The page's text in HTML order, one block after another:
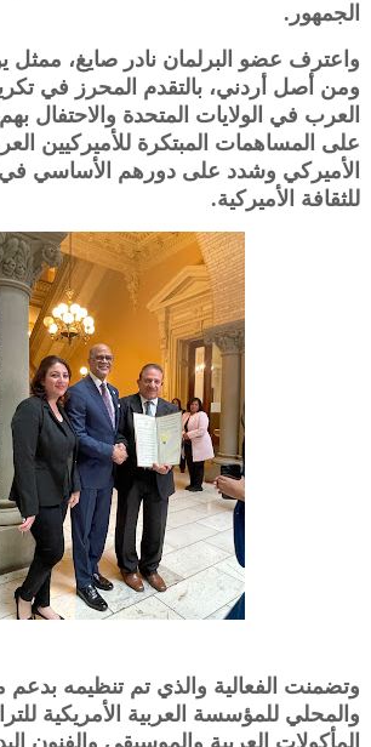
الجمهور.
واعترف عضو البرلمان نادر صايغ، ممثل
ومن أصل أردني، بالتقدم المحرز في
العرب في الولايات المتحدة والاحتفال
على المساهمات المبتكرة للأميركيين
الأميركي وشدد على دورهم الأساسي في
للثقافة الأميركية.
وتضمنت الفعالية والذي تم تنظيمه
والمحلي للمؤسسة العربية الأمريكية
المأكولات العربية والموسيقى والفنون